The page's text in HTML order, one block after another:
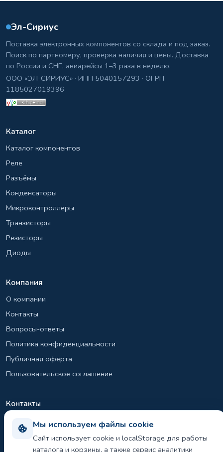
Мы используем файлы cookie
Сайт использует cookie и localStorage для работы
каталога и корзины, а также сервис аналитики
Эл-Сириус
Поставка электронных компонентов со склада и под заказ.
Поиск по партномеру, проверка наличия и цены. Доставка
по России и СНГ, авиарейсы 1–3 раза в неделю.
ООО «ЭЛ-СИРИУС» · ИНН 5040157293 · ОГРН
1185027019396
Каталог
Каталог компонентов
Реле
Разъёмы
Конденсаторы
Микроконтроллеры
Транзисторы
Резисторы
Диоды
Компания
О компании
Контакты
Вопросы-ответы
Политика конфиденциальности
Публичная оферта
Пользовательское соглашение
Контакты
+7 (495) 131-26-39
info@el-sirius.ru